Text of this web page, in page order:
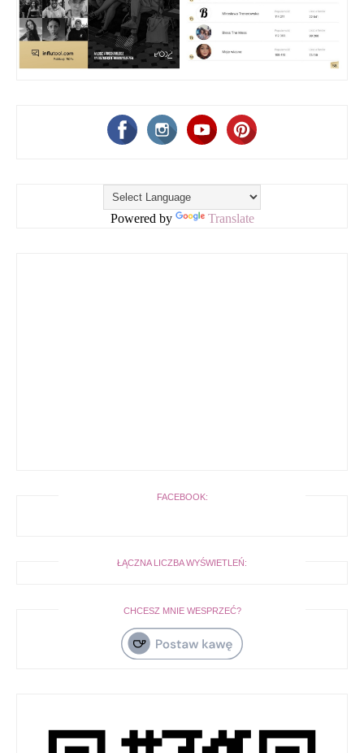
Powered by Translate
FACEBOOK:
ŁĄCZNA LICZBA WYŚWIETLEŃ:
CHCESZ MNIE WESPRZEĆ?